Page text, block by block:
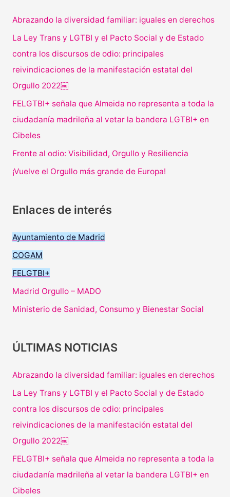
Abrazando la diversidad familiar: iguales en derechos
La Ley Trans y LGTBI y el Pacto Social y de Estado
contra los discursos de odio: principales
reivindicaciones de la manifestación estatal del
Orgullo 2022￼
FELGTBI+ señala que Almeida no representa a toda la
ciudadanía madrileña al vetar la bandera LGTBI+ en
Cibeles
Frente al odio: Visibilidad, Orgullo y Resiliencia
¡Vuelve el Orgullo más grande de Europa!
Enlaces de interés
Ayuntamiento de Madrid
COGAM
FELGTBI+
Madrid Orgullo – MADO
Ministerio de Sanidad, Consumo y Bienestar Social
ÚLTIMAS NOTICIAS
Abrazando la diversidad familiar: iguales en derechos
La Ley Trans y LGTBI y el Pacto Social y de Estado
contra los discursos de odio: principales
reivindicaciones de la manifestación estatal del
Orgullo 2022￼
FELGTBI+ señala que Almeida no representa a toda la
ciudadanía madrileña al vetar la bandera LGTBI+ en
Cibeles